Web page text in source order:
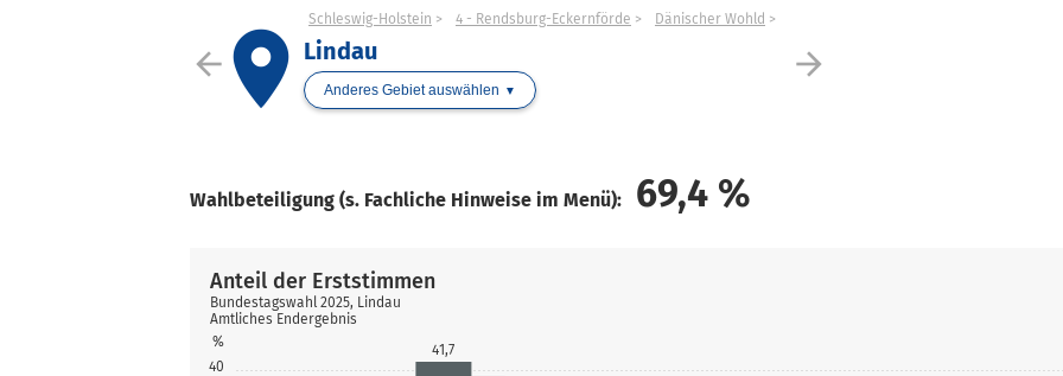
arrow_back arrow_forward
place
Schleswig-Holstein 4 - Rendsburg-Eckernförde Dänischer Wohld
Lindau
Anderes Gebiet auswählen
Wahlbeteiligung (s. Fachliche Hinweise im Menü): 69,4 %
40
%
41,7
Anteil der Erststimmen
Bundestagswahl 2025, Lindau
Amtliches Endergebnis